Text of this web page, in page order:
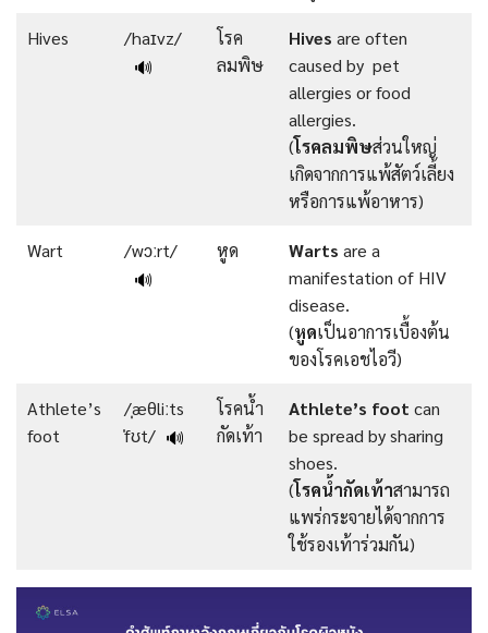
Hives
/haɪvz/
🔊
โรค
ลมพิษ
Hives are often
caused by pet
allergies or food
allergies.
(โรคลมพิษส่วนใหญ่
เกิดจากการแพ้สัตว์เลี้ยง
หรือการแพ้อาหาร)
Wart
/wɔːrt/
🔊
หูด Warts are a
manifestation of HIV
disease.
(หูดเป็นอาการเบื้องต้น
ของโรคเอชไอวี)
Athlete’s
foot
/ˌæθliːts
ˈfʊt/ 🔊
โรคน้ำ
กัดเท้า
Athlete’s foot can
be spread by sharing
shoes.
(โรคน้ำกัดเท้าสามารถ
แพร่กระจายได้จากการ
ใช้รองเท้าร่วมกัน)